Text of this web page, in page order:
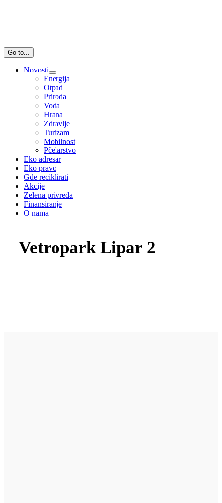
Go to...
Novosti
Energija
Otpad
Priroda
Voda
Hrana
Zdravlje
Turizam
Mobilnost
Pčelarstvo
Eko adresar
Eko pravo
Gde reciklirati
Akcije
Zelena privreda
Finansiranje
O nama
Vetropark Lipar 2